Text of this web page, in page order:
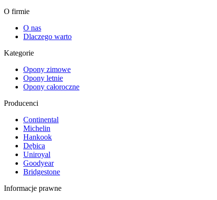
O firmie
O nas
Dlaczego warto
Kategorie
Opony zimowe
Opony letnie
Opony całoroczne
Producenci
Continental
Michelin
Hankook
Dębica
Uniroyal
Goodyear
Bridgestone
Informacje prawne